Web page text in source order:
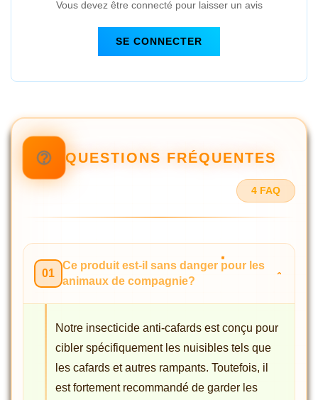
Vous devez être connecté pour laisser un avis
SE CONNECTER
QUESTIONS FRÉQUENTES
4 FAQ
01
Ce produit est-il sans danger pour les
animaux de compagnie?
Notre insecticide anti-cafards est conçu pour
cibler spécifiquement les nuisibles tels que
les cafards et autres rampants. Toutefois, il
est fortement recommandé de garder les